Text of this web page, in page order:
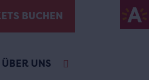
BUCHEN
ÜBER UNS